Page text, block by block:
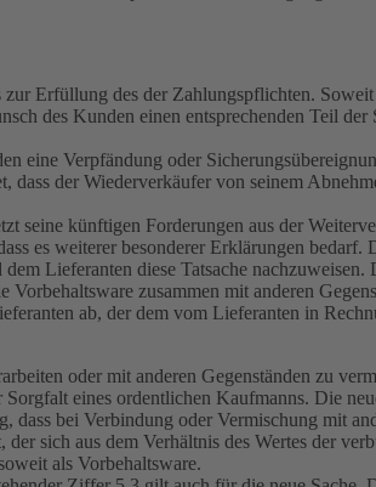
Erfüllung des der Zahlungspflichten.
des Kunden einen entsprechenden Teil
eine Verpfändung oder
der Wiederverkäufer von seinem
seine künftigen Forderungen aus der
es weiterer besonderer Erklärungen
Lieferanten diese Tatsache
zusammen mit anderen
ab, der dem vom Lieferanten in
oder mit anderen Gegenständen zu
eines ordentlichen Kaufmanns. Die
bei Verbindung oder Vermischung mit
sich aus dem Verhältnis des Wertes der
als Vorbehaltsware.